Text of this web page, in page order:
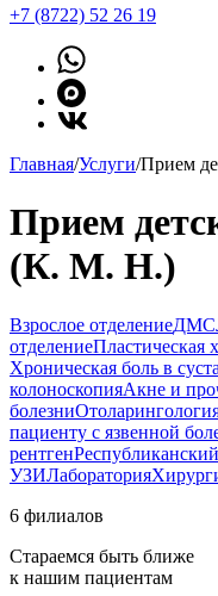
+7 (8722) 52 26 19
Главная/Услуги/Прием
Прием
(К. М. Н.)
Взрослое отделениеДМС
отделениеПластическая
Хроническая боль в
колоноскопияАкне и
болезни
пациенту с язвенной
рентген
УЗИЛаборатория
6 филиалов
Стараемся быть ближе
к нашим пациентам